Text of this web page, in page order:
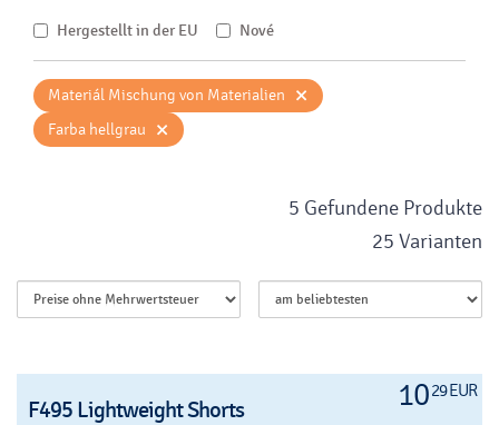
Hergestellt in der EU Nové
Materiál Mischung von Materialien ×
Farba hellgrau ×
5 Gefundene Produkte
25 Varianten
1029 EUR
F495 Lightweight Shorts